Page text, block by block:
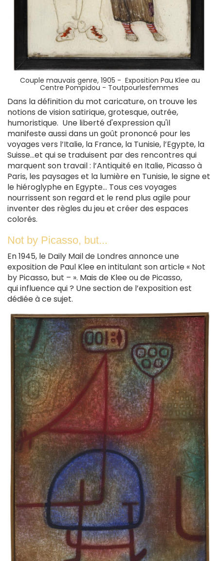
Couple mauvais genre, 1905 - Exposition Pau Klee au
Centre Pompidou - Toutpourlesfemmes
Dans la définition du mot caricature, on trouve les
notions de vision satirique, grotesque, outrée,
humoristique. Une liberté d'expression qu'il
manifeste aussi dans un goût prononcé pour les
voyages vers l’Italie, la France, la Tunisie, l’Egypte, la
Suisse…et qui se traduisent par des rencontres qui
marquent son travail : l’Antiquité en Italie, Picasso à
Paris, les paysages et la lumière en Tunisie, le signe et
le hiéroglyphe en Egypte... Tous ces voyages
nourrissent son regard et le rend plus agile pour
inventer des règles du jeu et créer des espaces
colorés.
Not by Picasso, but...
En 1945, le Daily Mail de Londres annonce une
exposition de Paul Klee en intitulant son article « Not
by Picasso, but – ». Mais de Klee ou de Picasso,
qui influence qui ? Une section de l’exposition est
dédiée à ce sujet.